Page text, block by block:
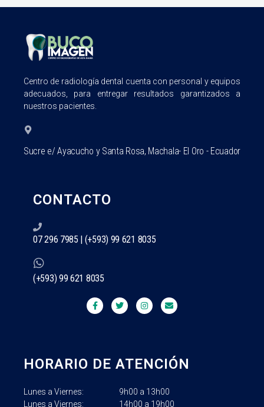
Centro de radiología dental cuenta con personal y equipos
adecuados, para entregar resultados garantizados a
nuestros pacientes.
Sucre e/ Ayacucho y Santa Rosa, Machala- El Oro - Ecuador
CONTACTO
07 296 7985 | (+593) 99 621 8035
(+593) 99 621 8035
HORARIO DE ATENCIÓN
Lunes a Viernes: 9h00 a 13h00
Lunes a Viernes: 14h00 a 19h00